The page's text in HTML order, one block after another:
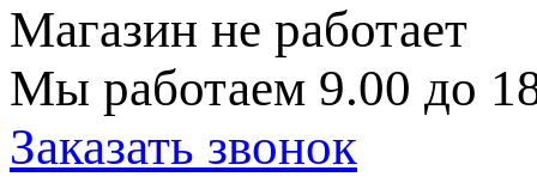
Магазин не работает
Мы работаем 9.00 до
Заказать звонок